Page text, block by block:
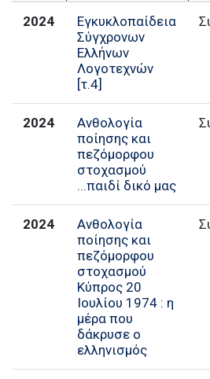
2024
Εγκυκλοπαίδεια
Σύγχρονων
Ελλήνων
Λογοτεχνών
[τ.4]
2024
Ανθολογία
ποίησης και
πεζόμορφου
στοχασμού
...παιδί δικό μας
2024
Ανθολογία
ποίησης και
πεζόμορφου
στοχασμού
Κύπρος 20
Ιουλίου 1974 : η
μέρα που
δάκρυσε ο
ελληνισμός